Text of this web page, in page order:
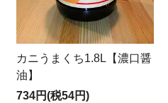
カニうまくち1.8L【濃口醤
油】
734円(税54円)